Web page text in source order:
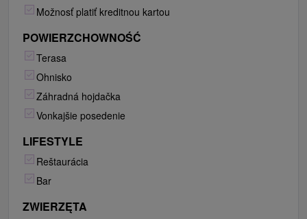
Možnosť platiť kreditnou kartou
POWIERZCHOWNOŚĆ
Terasa
Ohnisko
Záhradná hojdačka
Vonkajšie posedenie
LIFESTYLE
Reštaurácia
Bar
ZWIERZĘTA